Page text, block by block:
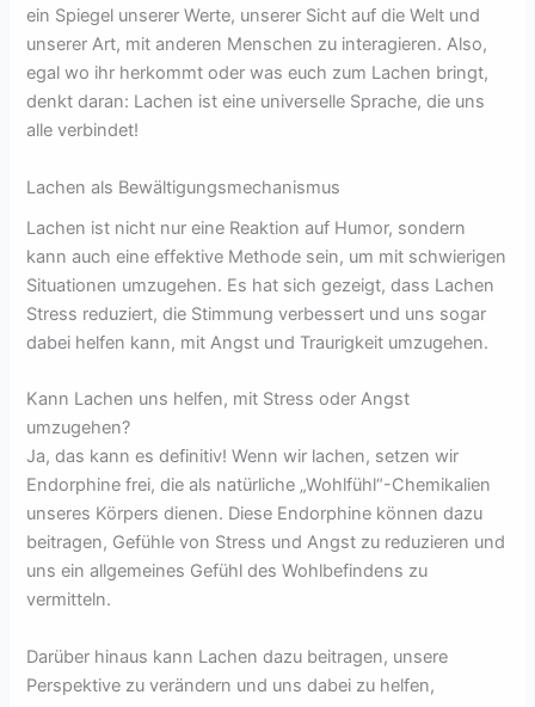
ein Spiegel unserer Werte, unserer Sicht auf die Welt und
unserer Art, mit anderen Menschen zu interagieren. Also,
egal wo ihr herkommt oder was euch zum Lachen bringt,
denkt daran: Lachen ist eine universelle Sprache, die uns
alle verbindet!
Lachen als Bewältigungsmechanismus
Lachen ist nicht nur eine Reaktion auf Humor, sondern
kann auch eine effektive Methode sein, um mit schwierigen
Situationen umzugehen. Es hat sich gezeigt, dass Lachen
Stress reduziert, die Stimmung verbessert und uns sogar
dabei helfen kann, mit Angst und Traurigkeit umzugehen.
Kann Lachen uns helfen, mit Stress oder Angst
umzugehen?
Ja, das kann es definitiv! Wenn wir lachen, setzen wir
Endorphine frei, die als natürliche „Wohlfühl“-Chemikalien
unseres Körpers dienen. Diese Endorphine können dazu
beitragen, Gefühle von Stress und Angst zu reduzieren und
uns ein allgemeines Gefühl des Wohlbefindens zu
vermitteln.
Darüber hinaus kann Lachen dazu beitragen, unsere
Perspektive zu verändern und uns dabei zu helfen,